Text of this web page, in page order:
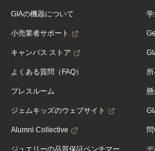
GIAの機器について
小売業者サポート
キャンパス ストア
よくある質問（FAQ）
プレスルーム
ジェムキッズのウェブサイト
Alumni Collective
学
懸